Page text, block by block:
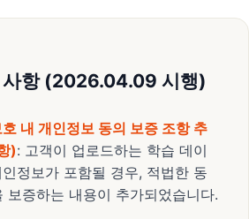
사항 (2026.04.09 시행)
내 개인정보 동의 보증 조항 추
): 고객이 업로드하는 학습 데이
정보가 포함될 경우, 적법한 동
보증하는 내용이 추가되었습니다.